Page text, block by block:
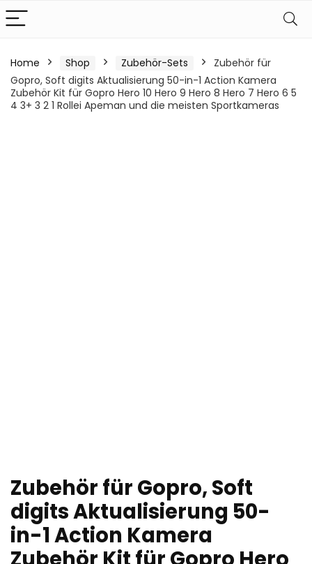
Home Shop Zubehör-Sets
Zubehör für
Gopro, Soft digits Aktualisierung 50-in-1 Action Kamera
Zubehör Kit für Gopro Hero 10 Hero 9 Hero 8 Hero 7 Hero 6 5
4 3+ 3 2 1 Rollei Apeman und die meisten Sportkameras
Zubehör für Gopro, Soft
digits Aktualisierung 50-
in-1 Action Kamera